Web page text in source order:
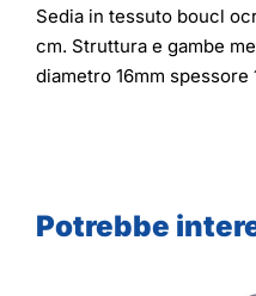
Sedia in tessuto boucl
cm. Struttura e gambe
diametro 16mm spessore
Potrebbe